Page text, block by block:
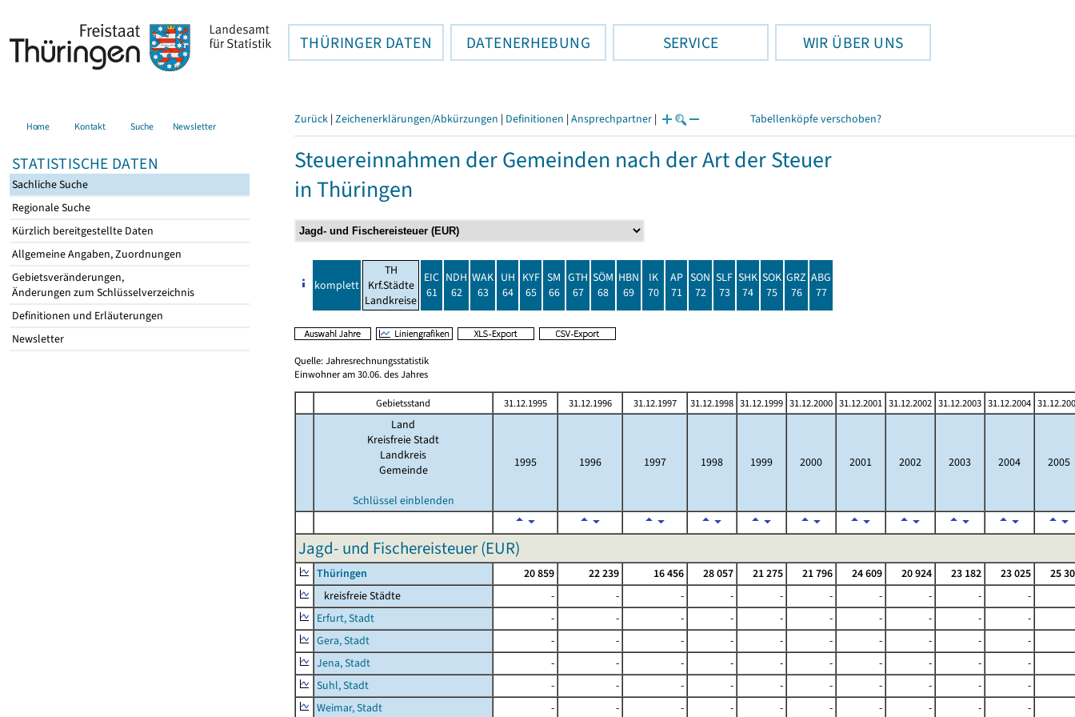
THÜRINGER DATEN DATENERHEBUNG SERVICE WIR ÜBER UNS
Home Kontakt Suche Newsletter
STATISTISCHE DATEN
Sachliche Suche
Regionale Suche
Kürzlich bereitgestellte Daten
Allgemeine Angaben, Zuordnungen
Gebietsveränderungen,
Änderungen zum Schlüsselverzeichnis
Definitionen und Erläuterungen
Newsletter
Zurück | Zeichenerklärungen/Abkürzungen | Definitionen | Ansprechpartner | Tabellenköpfe verschoben?
Steuereinnahmen der Gemeinden nach der Art der Steuer
in Thüringen
komplett
TH
Krf.Städte
Landkreise
EIC
61
NDH
62
WAK
63
UH
64
KYF
65
SM
66
GTH
67
SÖM
68
HBN
69
IK
70
AP
71
SON
72
SLF
73
SHK
74
SOK
75
GRZ
76
ABG
77
Quelle: Jahresrechnungsstatistik
Einwohner am 30.06. des Jahres
Gebietsstand 31.12.1995 31.12.1996 31.12.1997 31.12.1998 31.12.1999 31.12.2000 31.12.2001 31.12.2002 31.12.2003 31.12.2004
Land
Kreisfreie Stadt
Landkreis
Gemeinde
Schlüssel einblenden
1995 1996 1997 1998 1999 2000 2001 2002 2003 2004 2005
Jagd- und Fischereisteuer (EUR)
Thüringen 20 859 22 239 16 456 28 057 21 275 21 796 24 609 20 924 23 182 23 025
25
kreisfreie Städte
- - - - - - - - -
-
Erfurt, Stadt
- - - - - - - - -
-
Gera, Stadt
- - - - - - - - -
-
Jena, Stadt
- - - - - - - - -
-
Suhl, Stadt
- - - - - - - - -
-
Weimar, Stadt
- - - - - - - - -
-